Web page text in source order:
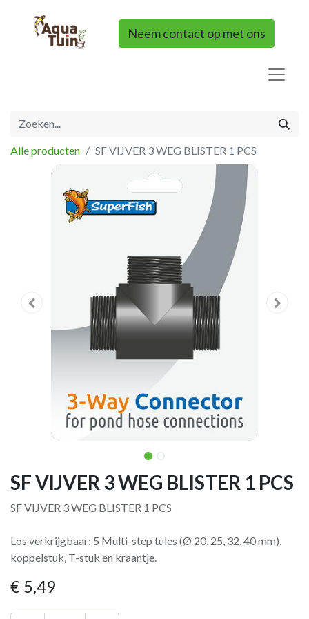
Neem contact op met ons
Alle producten SF VIJVER 3 WEG BLISTER 1 PCS
SF VIJVER 3 WEG BLISTER 1 PCS
SF VIJVER 3 WEG BLISTER 1 PCS
Los verkrijgbaar: 5 Multi-step tules (Ø 20, 25, 32, 40 mm),
koppelstuk, T-stuk en kraantje.
€ 5,49